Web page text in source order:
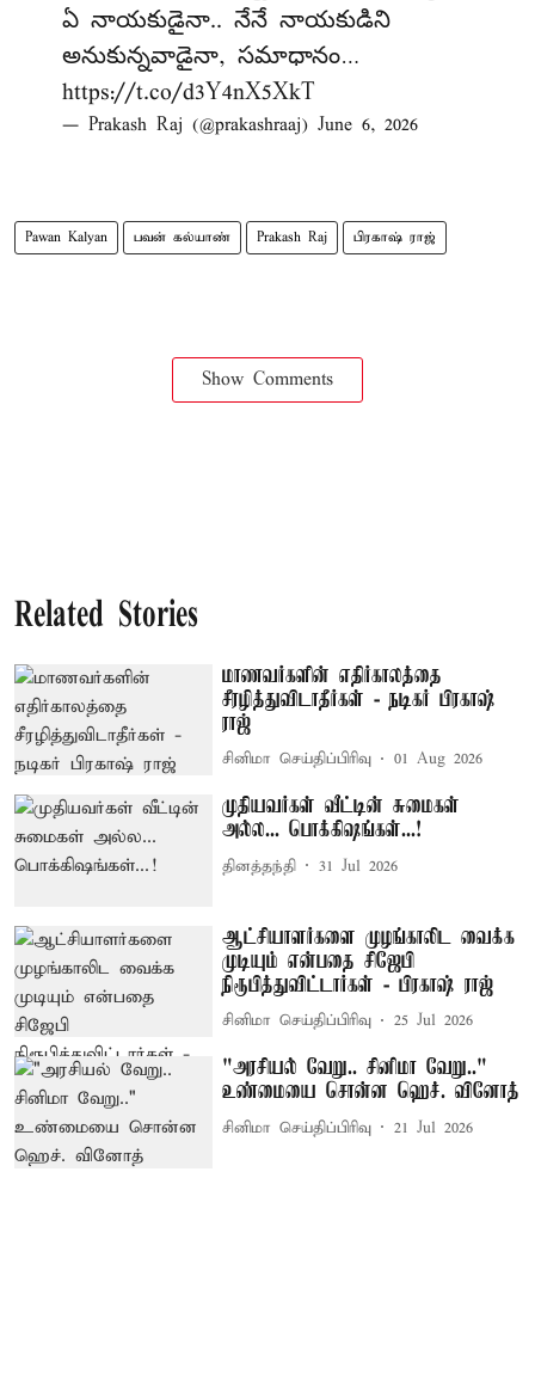
ఏ నాయకుడైనా.. నేనే నాయకుడిని
అనుకున్నవాడైనా, సమాధానం…
https://t.co/d3Y4nX5XkT
— Prakash Raj (@prakashraaj) June 6, 2026
Pawan Kalyan பவன் கல்யாண் Prakash Raj பிரகாஷ் ராஜ்
Show Comments
Related Stories
மாணவர்களின் எதிர்காலத்தை
சீரழித்துவிடாதீர்கள் - நடிகர் பிரகாஷ்
ராஜ்
சினிமா செய்திப்பிரிவு 01 Aug 2026
முதியவர்கள் வீட்டின் சுமைகள்
அல்ல... பொக்கிஷங்கள்...!
தினத்தந்தி 31 Jul 2026
ஆட்சியாளர்களை முழங்காலிட வைக்க
முடியும் என்பதை சிஜேபி
நிரூபித்துவிட்டார்கள் - பிரகாஷ் ராஜ்
சினிமா செய்திப்பிரிவு 25 Jul 2026
"அரசியல் வேறு.. சினிமா வேறு.."
உண்மையை சொன்ன ஹெச். வினோத்
சினிமா செய்திப்பிரிவு 21 Jul 2026